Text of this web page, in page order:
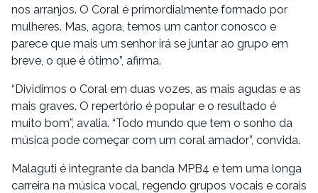
nos arranjos. O Coral é primordialmente formado por
mulheres. Mas, agora, temos um cantor conosco e
parece que mais um senhor irá se juntar ao grupo em
breve, o que é ótimo”, afirma.
“Dividimos o Coral em duas vozes, as mais agudas e as
mais graves. O repertório é popular e o resultado é
muito bom”, avalia. “Todo mundo que tem o sonho da
música pode começar com um coral amador”, convida.
Malaguti é integrante da banda MPB4 e tem uma longa
carreira na música vocal, regendo grupos vocais e corais